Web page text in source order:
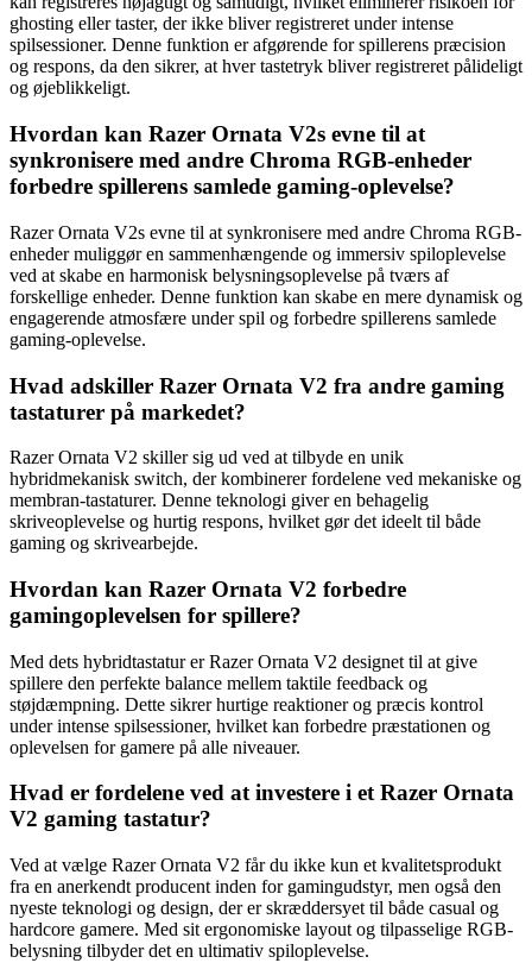
ghosting eller taster, der ikke bliver registreret under intense
spilsessioner. Denne funktion er afgørende for spillerens præcision
og respons, da den sikrer, at hver tastetryk bliver registreret pålideligt
og øjeblikkeligt.
Hvordan kan Razer Ornata V2s evne til at
synkronisere med andre Chroma RGB-enheder
forbedre spillerens samlede gaming-oplevelse?
Razer Ornata V2s evne til at synkronisere med andre Chroma RGB-
enheder muliggør en sammenhængende og immersiv spiloplevelse
ved at skabe en harmonisk belysningsoplevelse på tværs af
forskellige enheder. Denne funktion kan skabe en mere dynamisk og
engagerende atmosfære under spil og forbedre spillerens samlede
gaming-oplevelse.
Hvad adskiller Razer Ornata V2 fra andre gaming
tastaturer på markedet?
Razer Ornata V2 skiller sig ud ved at tilbyde en unik
hybridmekanisk switch, der kombinerer fordelene ved mekaniske og
membran-tastaturer. Denne teknologi giver en behagelig
skriveoplevelse og hurtig respons, hvilket gør det ideelt til både
gaming og skrivearbejde.
Hvordan kan Razer Ornata V2 forbedre
gamingoplevelsen for spillere?
Med dets hybridtastatur er Razer Ornata V2 designet til at give
spillere den perfekte balance mellem taktile feedback og
støjdæmpning. Dette sikrer hurtige reaktioner og præcis kontrol
under intense spilsessioner, hvilket kan forbedre præstationen og
oplevelsen for gamere på alle niveauer.
Hvad er fordelene ved at investere i et Razer Ornata
V2 gaming tastatur?
Ved at vælge Razer Ornata V2 får du ikke kun et kvalitetsprodukt
fra en anerkendt producent inden for gamingudstyr, men også den
nyeste teknologi og design, der er skræddersyet til både casual og
hardcore gamere. Med sit ergonomiske layout og tilpasselige RGB-
belysning tilbyder det en ultimativ spiloplevelse.